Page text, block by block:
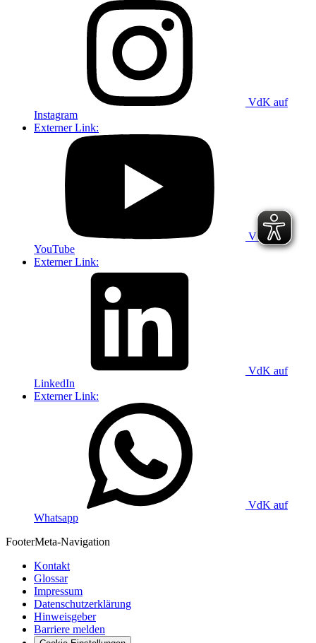
VdK auf
Instagram
Externer Link:
VdK auf
YouTube
Externer Link:
VdK auf
LinkedIn
Externer Link:
VdK auf
Whatsapp
FooterMeta-Navigation
Kontakt
Glossar
Impressum
Datenschutzerklärung
Hinweisgeber
Barriere melden